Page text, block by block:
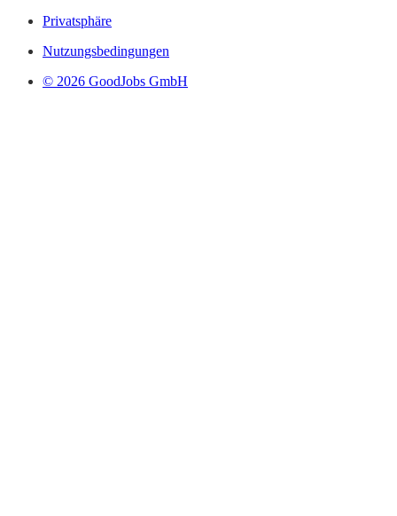
Privatsphäre
Nutzungsbedingungen
© 2026 GoodJobs GmbH